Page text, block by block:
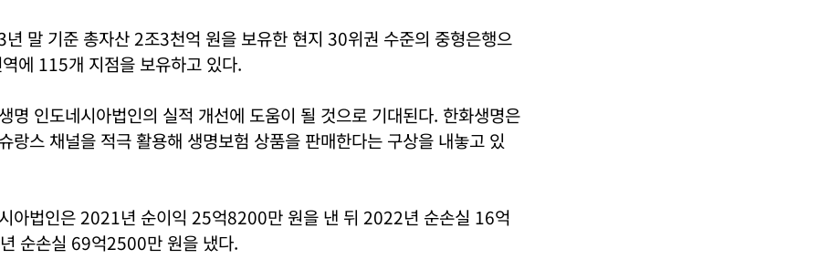
말 기준 총자산 2조3천억 원을 보유한 현지 30위권 수준의 중형은행으
에 115개 지점을 보유하고 있다.
명 인도네시아법인의 실적 개선에 도움이 될 것으로 기대된다. 한화생명은
랑스 채널을 적극 활용해 생명보험 상품을 판매한다는 구상을 내놓고 있
아법인은 2021년 순이익 25억8200만 원을 낸 뒤 2022년 순손실 16억
순손실 69억2500만 원을 냈다.